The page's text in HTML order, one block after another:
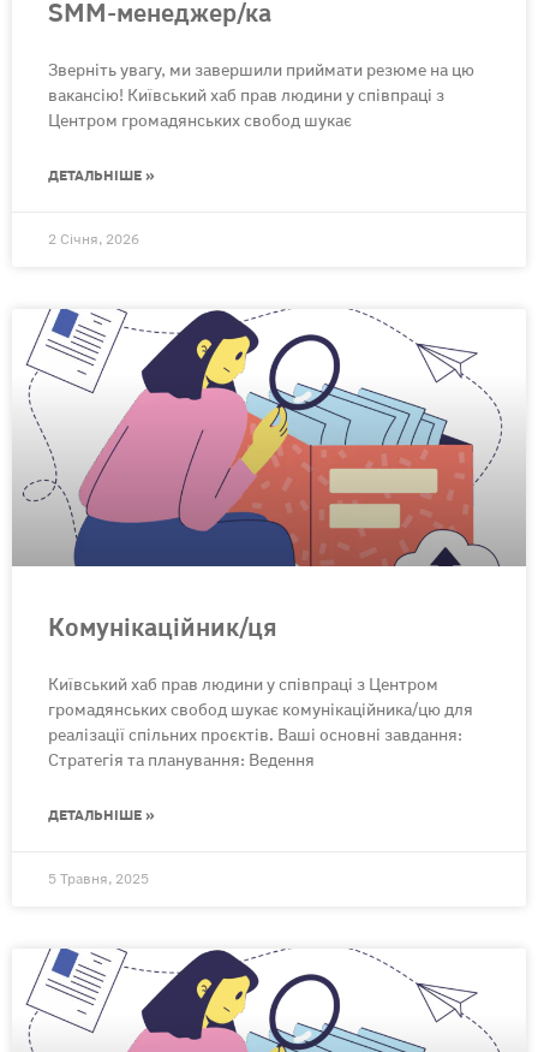
SMM-менеджер/ка
Зверніть увагу, ми завершили приймати резюме на цю
вакансію! Київський хаб прав людини у співпраці з
Центром громадянських свобод шукає
ДЕТАЛЬНІШЕ »
2 Січня, 2026
Комунікаційник/ця
Київський хаб прав людини у співпраці з Центром
громадянських свобод шукає комунікаційника/цю для
реалізації спільних проєктів. Ваші основні завдання:
Стратегія та планування: Ведення
ДЕТАЛЬНІШЕ »
5 Травня, 2025